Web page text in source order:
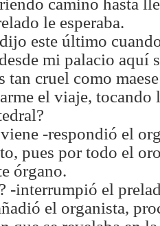
le esperaba.
este último
mi palacio aquí
tan cruel como
el viaje, tocando
-respondió el
pues por todo el
órgano.
-interrumpió el
el organista,